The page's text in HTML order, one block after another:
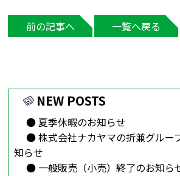
前の記事へ 一覧へ戻る
NEW POSTS
夏季休暇のお知らせ
株式会社ナカヤマの折兼グルー
知らせ
一般販売（小売）終了のお知ら